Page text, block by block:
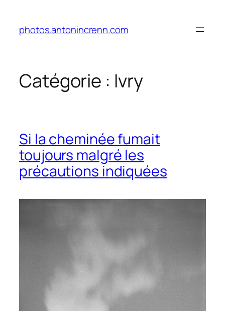
contenu
photos.antonincrenn.com
Catégorie : Ivry
Si la cheminée fumait
toujours malgré les
précautions indiquées